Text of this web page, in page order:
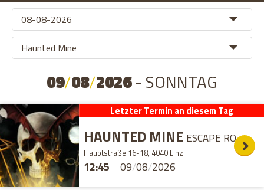
09/08/2026- SONNTAG
Letzter Termin an diesem Tag
09/08/2026
12:45
HAUNTED MINE ESCAPE ROOM
Hauptstraße 16-18, 4040 Linz